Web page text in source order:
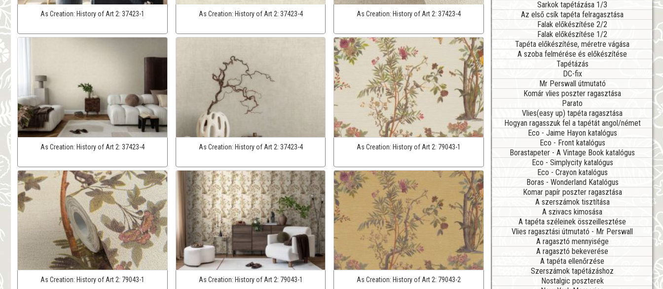
As Creation: History of Art 2: 37423-1 As Creation: History of Art 2: 37423-4 As Creation: History of Art 2:37423-4
As Creation: History of Art 2: 37423-4 As Creation: History of Art 2: 37423-4 As Creation:History of Art 2: 79043-1
As Creation: History of Art 2: 79043-1 As Creation: History of Art 2: 79043-1 As Creation: History of Art 2: 79043-2
Sarkok tapétázása 1/3
Az első csík tapéta felragasztása
Falak előkészítése 2/2
Falak előkészítése 1/2
Tapéta előkészítése, méretre vágása
A szoba felmérése és előkészítése
Tapétázás
DC-fix
Mr Perswall útmutató
Komár vlies poszter ragasztása
Parato
Vlies(easy up) tapéta ragasztása
Hogyan ragasszuk fel a tapétát angol/német
Eco - Jaime Hayon katalógus
Eco - Front katalógus
Borastapeter - A Vintage Book katalógus
Eco - Simplycity katalógus
Eco - Crayon katalógus
Boras - Wonderland Katalógus
Komar papír poszter ragasztása
A szerszámok tisztítása
A szivacs kimosása
A tapéta széleinek összeillesztése
Vlies ragasztási útmutató - Mr Perswall
A ragasztó mennyisége
A ragasztó bekeverése
A tapéta ellenőrzése
Szerszámok tapétázáshoz
Nostalgic poszterek